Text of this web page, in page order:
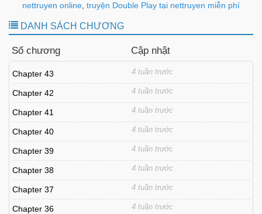
dọa Hiroi và bắt cậu phải làm nô lệ cho riêng mình. Thêm vào đó
phải chung sống cùng nhau dưới một mái nhà. Câu chuyện
nettruyen online truyện Double Play tại nettruyen miễn phí
DANH SÁCH CHƯƠNG
Số chương Cập nhật
Chapter 43 4 tuần trước
Chapter 42 4 tuần trước
Chapter 41 4 tuần trước
Chapter 40 4 tuần trước
Chapter 39 4 tuần trước
Chapter 38 4 tuần trước
Chapter 37 4 tuần trước
Chapter 36 4 tuần trước